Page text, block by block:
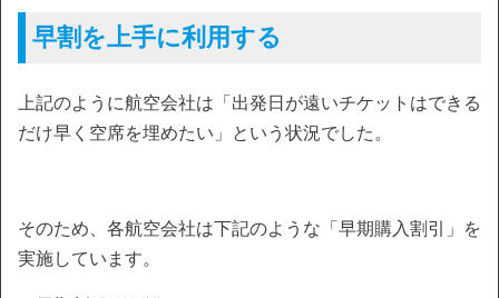
早割を上手に利用する
上記のように航空会社は「出発日が遠いチケットはできる
だけ早く空席を埋めたい」という状況でした。
そのため、各航空会社は下記のような「早期購入割引」を
実施しています。